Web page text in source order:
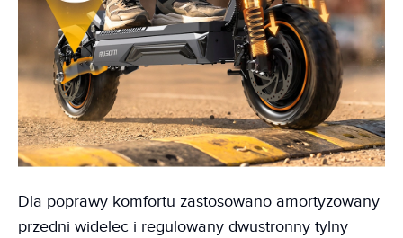
Dla poprawy komfortu zastosowano amortyzowany
przedni widelec i regulowany dwustronny tylny